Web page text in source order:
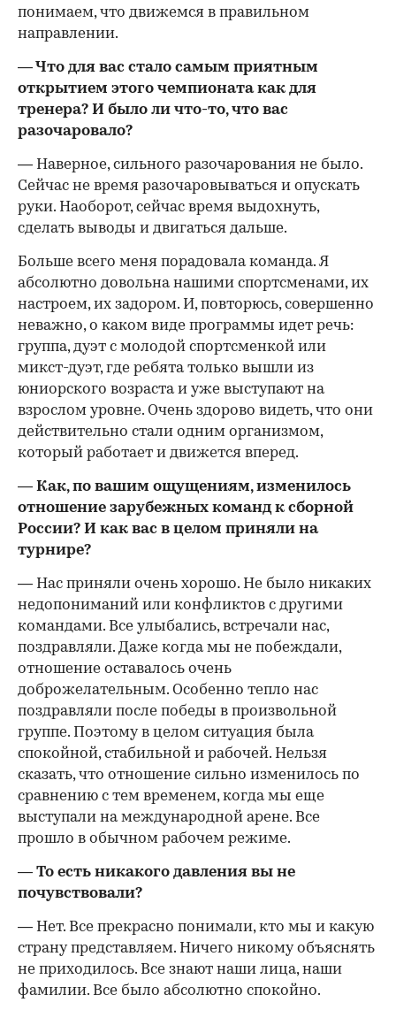
понимаем, что движемся в правильном
направлении.
— Что для вас стало самым приятным
открытием этого чемпионата как для
тренера? И было ли что-то, что вас
разочаровало?
— Наверное, сильного разочарования не было.
Сейчас не время разочаровываться и опускать
руки. Наоборот, сейчас время выдохнуть,
сделать выводы и двигаться дальше.
Больше всего меня порадовала команда. Я
абсолютно довольна нашими спортсменами, их
настроем, их задором. И, повторюсь, совершенно
неважно, о каком виде программы идет речь:
группа, дуэт с молодой спортсменкой или
микст-дуэт, где ребята только вышли из
юниорского возраста и уже выступают на
взрослом уровне. Очень здорово видеть, что они
действительно стали одним организмом,
который работает и движется вперед.
— Как, по вашим ощущениям, изменилось
отношение зарубежных команд к сборной
России? И как вас в целом приняли на
турнире?
— Нас приняли очень хорошо. Не было никаких
недопониманий или конфликтов с другими
командами. Все улыбались, встречали нас,
поздравляли. Даже когда мы не побеждали,
отношение оставалось очень
доброжелательным. Особенно тепло нас
поздравляли после победы в произвольной
группе. Поэтому в целом ситуация была
спокойной, стабильной и рабочей. Нельзя
сказать, что отношение сильно изменилось по
сравнению с тем временем, когда мы еще
выступали на международной арене. Все
прошло в обычном рабочем режиме.
— То есть никакого давления вы не
почувствовали?
— Нет. Все прекрасно понимали, кто мы и какую
страну представляем. Ничего никому объяснять
не приходилось. Все знают наши лица, наши
фамилии. Все было абсолютно спокойно.